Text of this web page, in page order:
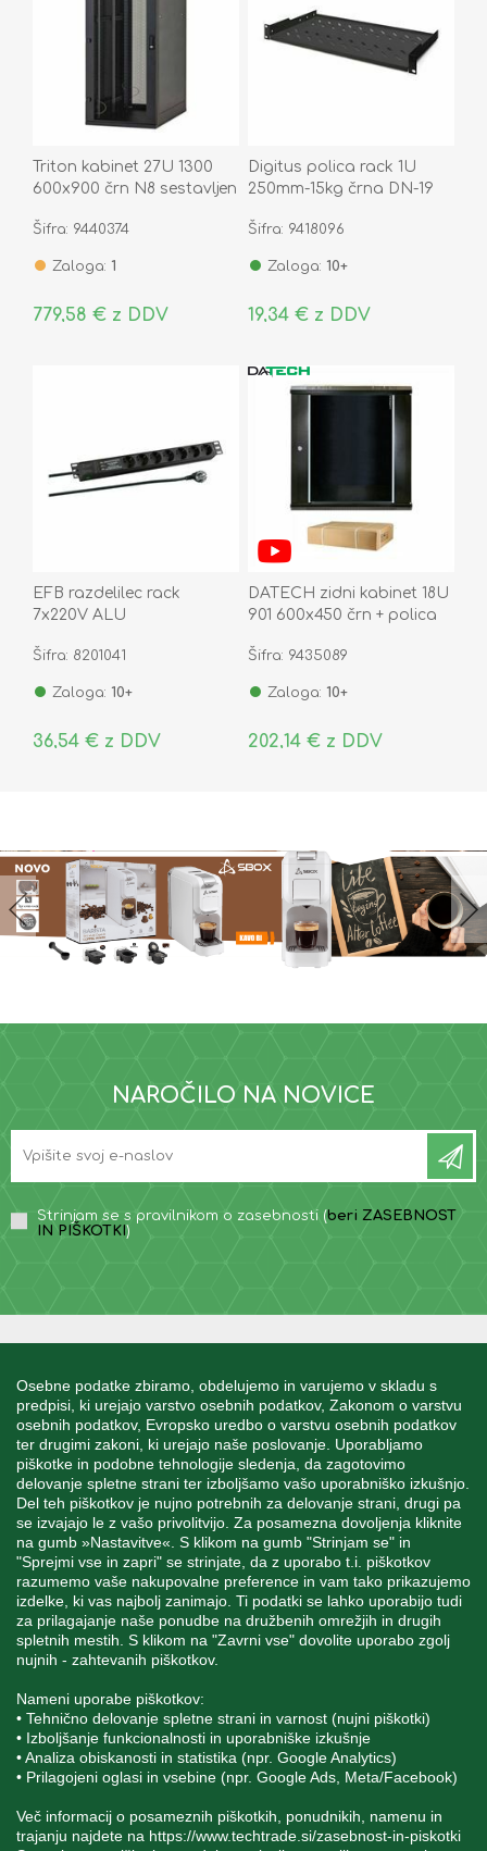
Osebne podatke zbiramo, obdelujemo in varujemo v skladu s
predpisi, ki urejajo varstvo osebnih podatkov, Zakonom o varstvu
osebnih podatkov, Evropsko uredbo o varstvu osebnih podatkov
ter drugimi zakoni, ki urejajo naše poslovanje. Uporabljamo
piškotke in podobne tehnologije sledenja, da zagotovimo
delovanje spletne strani ter izboljšamo vašo uporabniško izkušnjo.
Del teh piškotkov je nujno potrebnih za delovanje strani, drugi pa
se izvajajo le z vašo privolitvijo. Za posamezna dovoljenja kliknite
na gumb »Nastavitve«. S klikom na gumb "Strinjam se" in
"Sprejmi vse in zapri" se strinjate, da z uporabo t.i. piškotkov
razumemo vaše nakupovalne preference in vam tako prikazujemo
izdelke, ki vas najbolj zanimajo. Ti podatki se lahko uporabijo tudi
za prilagajanje naše ponudbe na družbenih omrežjih in drugih
spletnih mestih. S klikom na "Zavrni vse" dovolite uporabo zgolj
nujnih - zahtevanih piškotkov.
Nameni uporabe piškotkov:
• Tehnično delovanje spletne strani in varnost (nujni piškotki)
• Izboljšanje funkcionalnosti in uporabniške izkušnje
• Analiza obiskanosti in statistika (npr. Google Analytics)
• Prilagojeni oglasi in vsebine (npr. Google Ads, Meta/Facebook)
Več informacij o posameznih piškotkih, ponudnikih, namenu in
trajanju najdete na https://www.techtrade.si/zasebnost-in-piskotki
Triton kabinet 27U 1300
600x900 črn N8 sestavljen
Šifra: 9440374
Zaloga: 1
779,58 € z DDV
Digitus polica rack 1U
250mm-15kg črna DN-19
Šifra: 9418096
Zaloga: 10+
19,34 € z DDV
EFB razdelilec rack
7x220V ALU
2m EK631DE.3
Šifra: 8201041
Zaloga: 10+
36,54 € z DDV
DATECH zidni kabinet 18U
901 600x450 črn + polica
Šifra: 9435089
Zaloga: 10+
202,14 € z DDV
NAROČILO NA NOVICE
Strinjam se s pravilnikom o zasebnosti (beri ZASEBNOST
IN PIŠKOTKI )
MOJ RAČUN
STORITEV ZA STRANKE
SPREMLJAJTE NAS
+386 1 562 21 11